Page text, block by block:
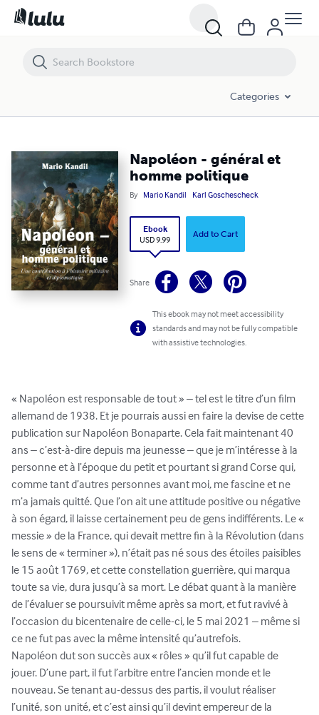
Categories
Napoléon - général et
homme politique
By Mario Kandil Karl Goschescheck
Ebook
USD 9.99
Add to Cart
Share
This ebook may not meet accessibility
standards and may not be fully compatible
with assistive technologies.
« Napoléon est responsable de tout » – tel est le titre d’un film
allemand de 1938. Et je pourrais aussi en faire la devise de cette
publication sur Napoléon Bonaparte. Cela fait maintenant 40
ans – c’est-à-dire depuis ma jeunesse – que je m’intéresse à la
personne et à l’époque du petit et pourtant si grand Corse qui,
comme tant d’autres personnes avant moi, me fascine et ne
m’a jamais quitté. Que l’on ait une attitude positive ou négative
à son égard, il laisse certainement peu de gens indifférents. Le «
messie » de la France, qui devait mettre fin à la Révolution (dans
le sens de « terminer »), n’était pas né sous des étoiles paisibles
le 15 août 1769, et cette constellation guerrière, qui marqua
toute sa vie, dura jusqu’à sa mort. Le débat quant à la manière
de l’évaluer se poursuivit même après sa mort, et fut ravivé à
l’occasion du bicentenaire de celle-ci, le 5 mai 2021 – même si
ce ne fut pas avec la même intensité qu’autrefois.
Napoléon dut son succès aux « rôles » qu’il fut capable de
jouer. D’une part, il fut l’arbitre entre l’ancien monde et le
nouveau. Se tenant au-dessus des partis, il voulut réaliser
l’unité, son unité, et c’est ainsi qu’il devint empereur de la
Napoléon - général et homme politique